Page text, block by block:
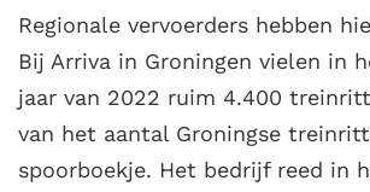
Regionale vervoerders hebben
Bij Arriva in Groningen vielen in
jaar van 2022 ruim 4.400
van het aantal Groningse
spoorboekje. Het bedrijf reed in